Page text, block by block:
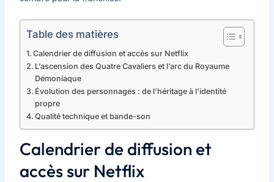
Table des matières
Calendrier de diffusion et accès sur Netflix
L’ascension des Quatre Cavaliers et l’arc du Royaume
Démoniaque
Évolution des personnages : de l’héritage à l’identité
propre
Qualité technique et bande-son
Calendrier de diffusion et
accès sur Netflix